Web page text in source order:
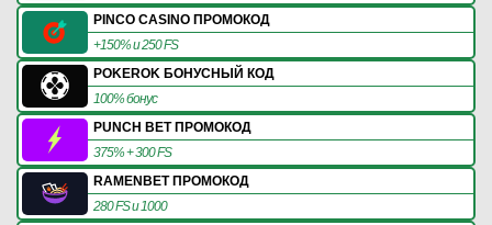
PINCO CASINO ПРОМОКОД
+150% и 250 FS
POKEROK БОНУСНЫЙ КОД
100% бонус
PUNCH BET ПРОМОКОД
375% + 300 FS
RAMENBET ПРОМОКОД
280 FS и 1000